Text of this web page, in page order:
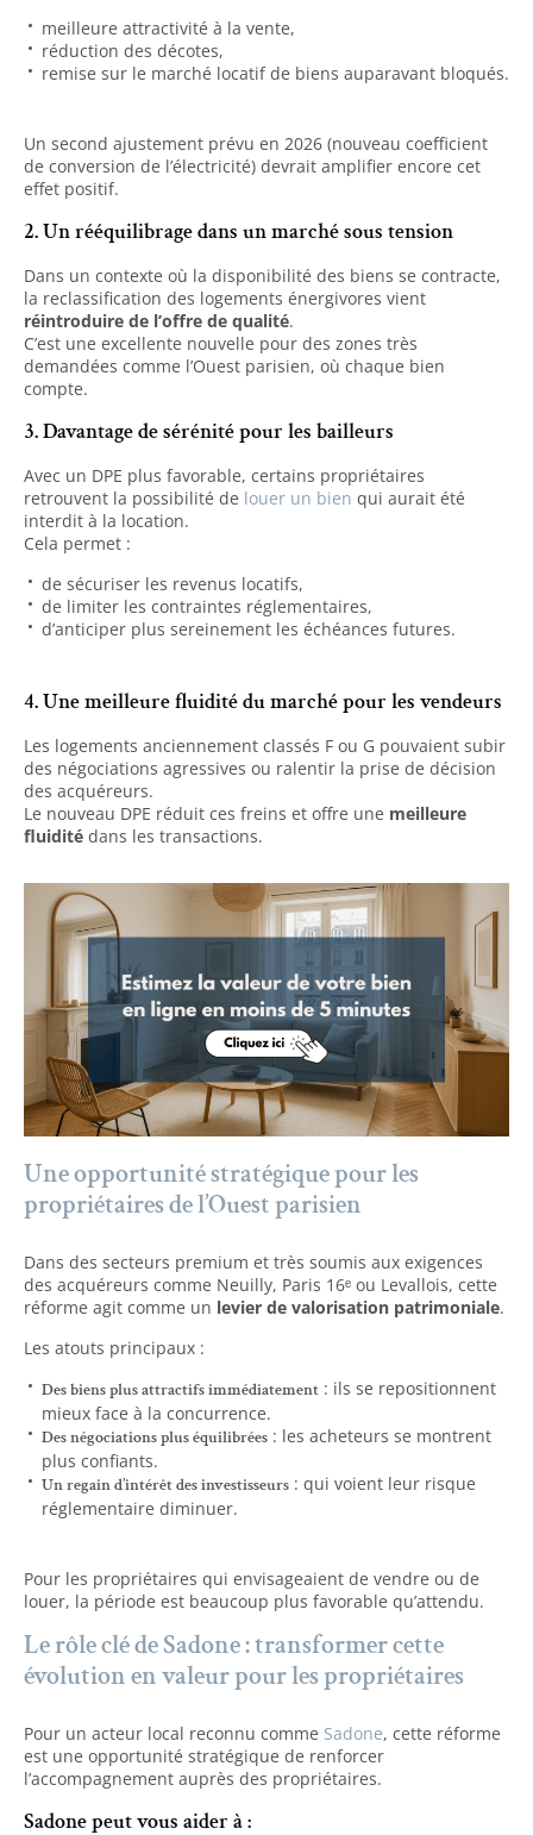
meilleure attractivité à la vente,
réduction des décotes,
remise sur le marché locatif de biens auparavant bloqués.
Un second ajustement prévu en 2026 (nouveau coefficient
de conversion de l’électricité) devrait amplifier encore cet
effet positif.
2. Un rééquilibrage dans un marché sous tension
Dans un contexte où la disponibilité des biens se contracte,
la reclassification des logements énergivores vient
réintroduire de l’offre de qualité.
C’est une excellente nouvelle pour des zones très
demandées comme l’Ouest parisien, où chaque bien
compte.
3. Davantage de sérénité pour les bailleurs
Avec un DPE plus favorable, certains propriétaires
retrouvent la possibilité de louer un bien qui aurait été
interdit à la location.
Cela permet :
de sécuriser les revenus locatifs,
de limiter les contraintes réglementaires,
d’anticiper plus sereinement les échéances futures.
4. Une meilleure fluidité du marché pour les vendeurs
Les logements anciennement classés F ou G pouvaient subir
des négociations agressives ou ralentir la prise de décision
des acquéreurs.
Le nouveau DPE réduit ces freins et offre une meilleure
fluidité dans les transactions.
Une opportunité stratégique pour les
propriétaires de l’Ouest parisien
Dans des secteurs premium et très soumis aux exigences
des acquéreurs comme Neuilly, Paris 16ᵉ ou Levallois, cette
réforme agit comme un levier de valorisation patrimoniale.
Les atouts principaux :
Des biens plus attractifs immédiatement : ils se repositionnent
mieux face à la concurrence.
Des négociations plus équilibrées : les acheteurs se montrent
plus confiants.
Un regain d’intérêt des investisseurs : qui voient leur risque
réglementaire diminuer.
Pour les propriétaires qui envisageaient de vendre ou de
louer, la période est beaucoup plus favorable qu’attendu.
Le rôle clé de Sadone : transformer cette
évolution en valeur pour les propriétaires
Pour un acteur local reconnu comme Sadone, cette réforme
est une opportunité stratégique de renforcer
l’accompagnement auprès des propriétaires.
Sadone peut vous aider à :